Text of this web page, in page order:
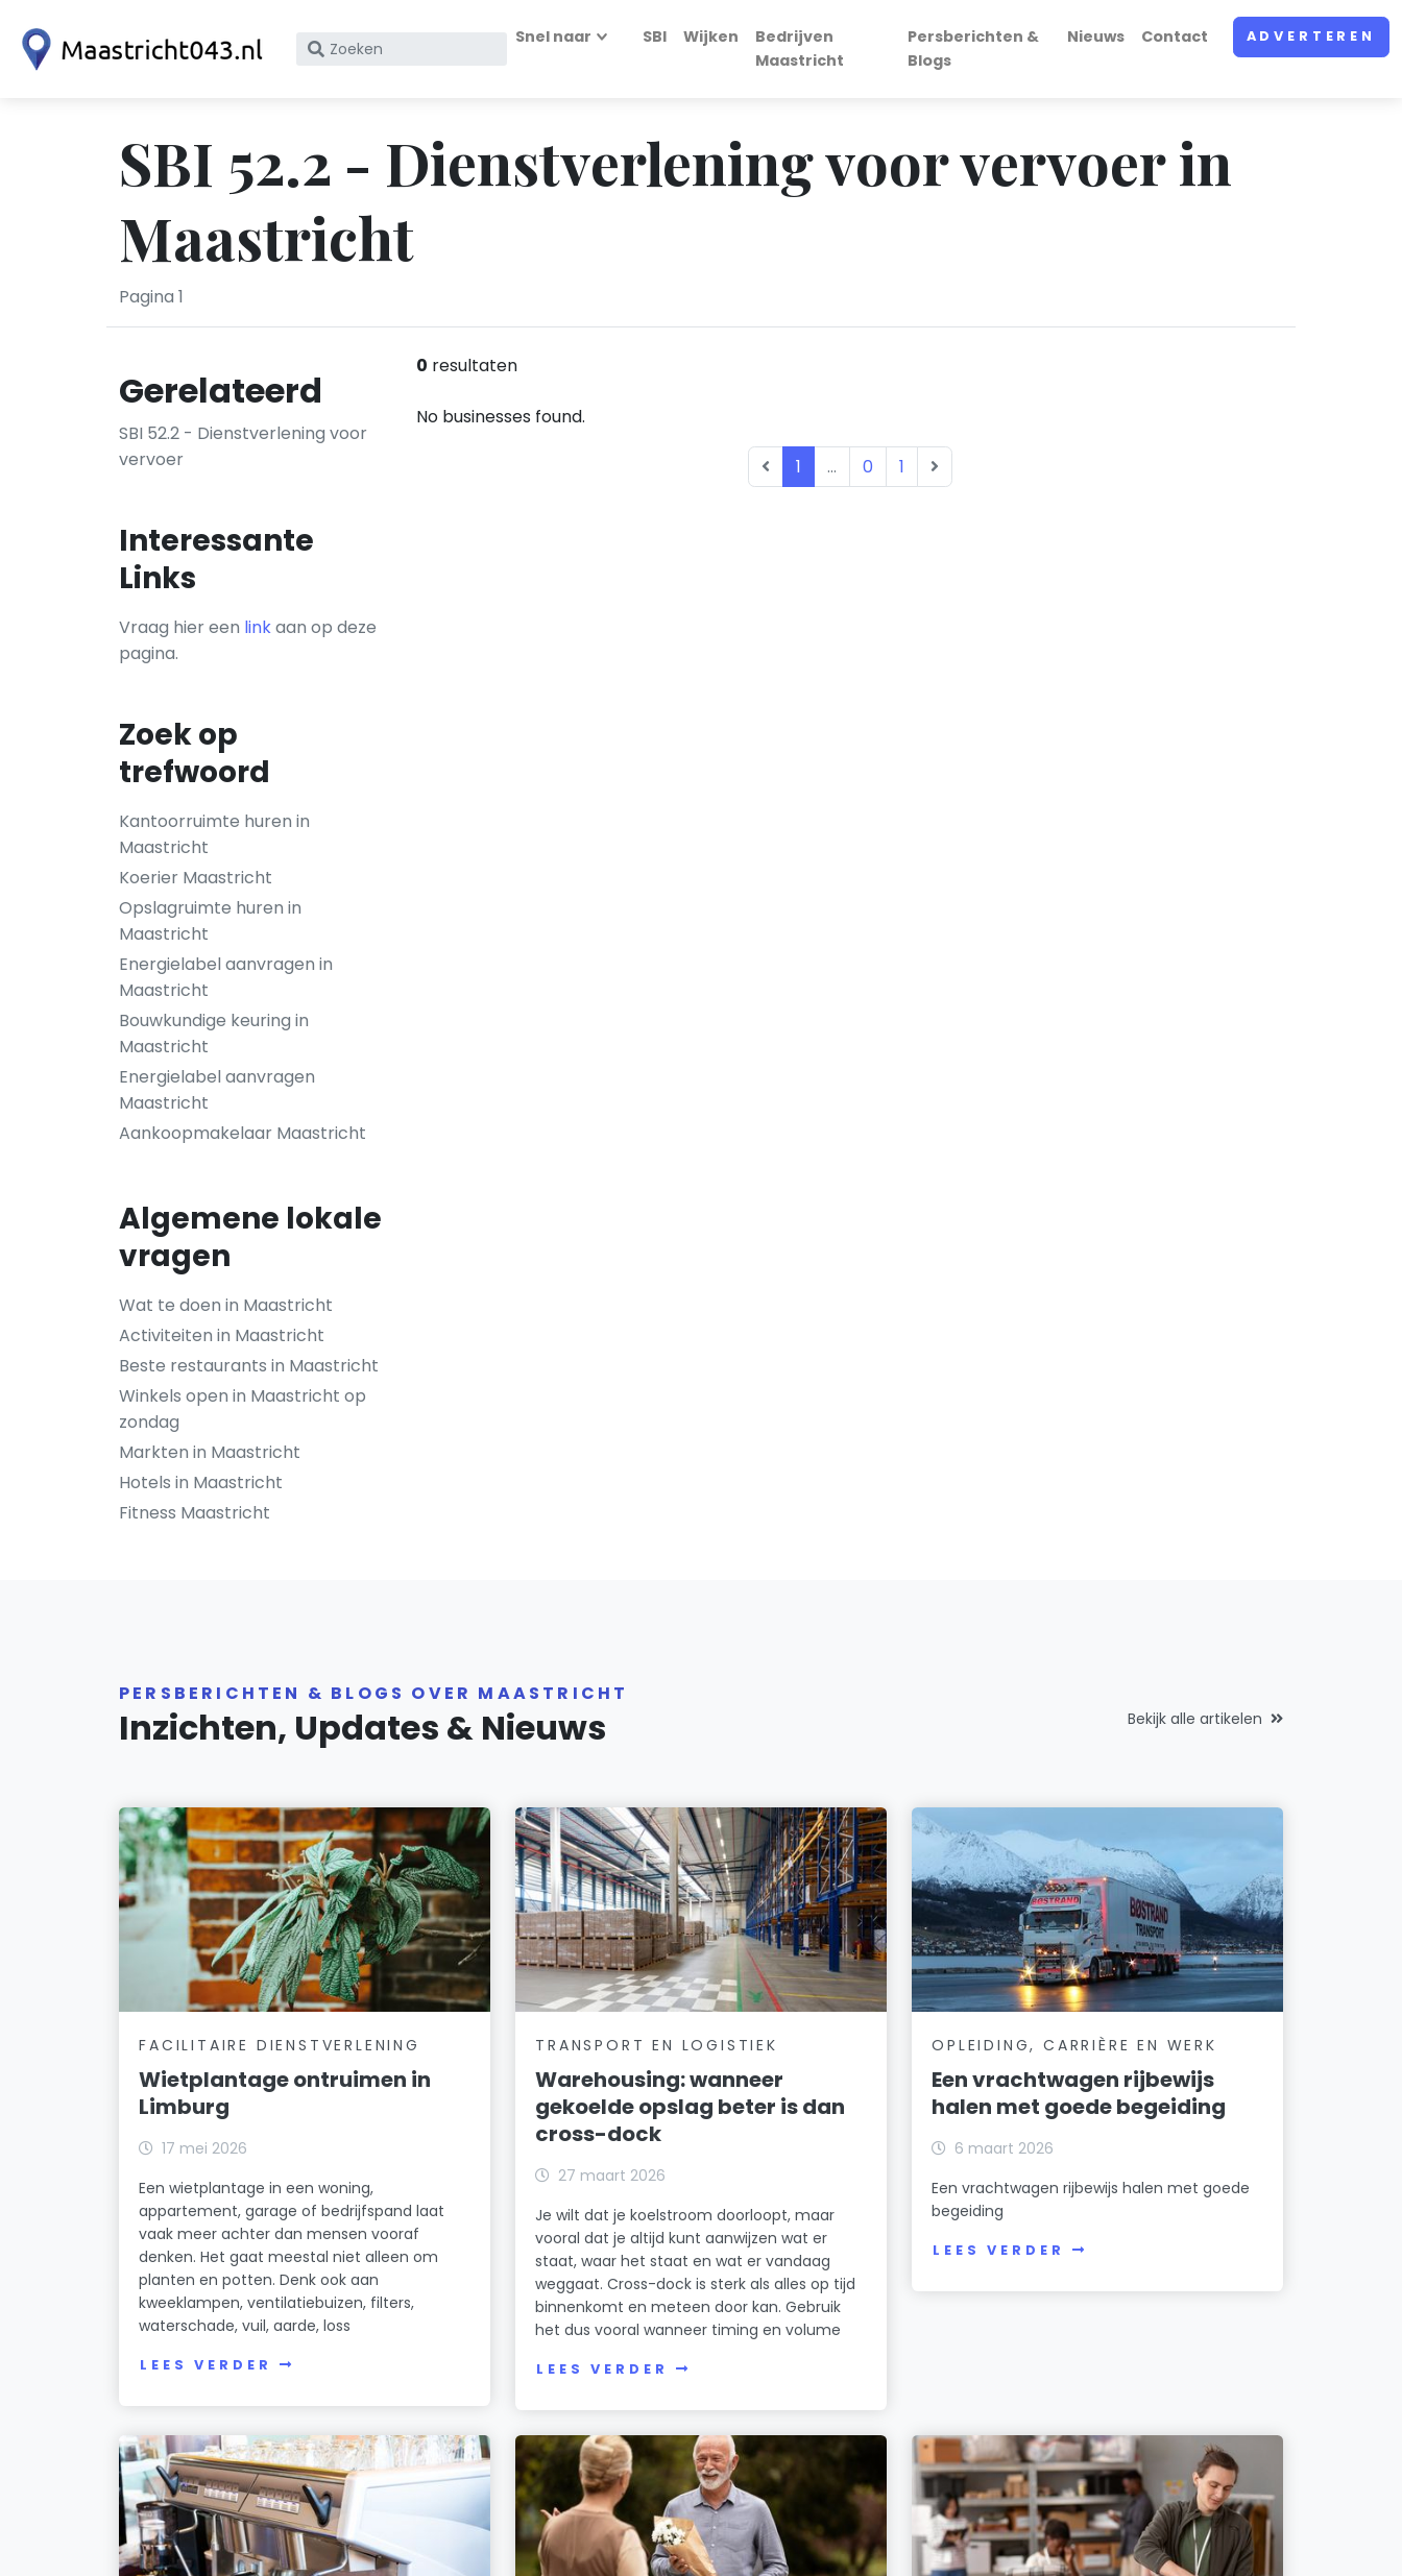
Zoek
KvK
nummer
Snel naar SBI Wijken
Bedrijven
Maastricht
Persberichten &
Blogs
Nieuws Contact ADVERTEREN
SBI 52.2 - Dienstverlening voor vervoer in
Maastricht
Pagina 1
Gerelateerd
SBI 52.2 - Dienstverlening voor
vervoer
Interessante
Links
Vraag hier een linkaan op deze
pagina.
Zoek op
trefwoord
Kantoorruimte huren in
Maastricht
Koerier Maastricht
Opslagruimte huren in
Maastricht
Energielabel aanvragen in
Maastricht
Bouwkundige keuring in
Maastricht
Energielabel aanvragen
Maastricht
Aankoopmakelaar Maastricht
Algemene lokale
vragen
Wat te doen in Maastricht
Activiteiten in Maastricht
Beste restaurants in Maastricht
Winkels open in Maastricht op
zondag
Markten in Maastricht
Hotels in Maastricht
Fitness Maastricht
0 resultaten
No businesses found.
1 ... 0 1
PERSBERICHTEN & BLOGS OVER MAASTRICHT
Inzichten, Updates & Nieuws Bekijk alle artikelen
FACILITAIRE DIENSTVERLENING
Wietplantage ontruimen in
Limburg
17 mei 2026
Een wietplantage in een woning,
appartement, garage of bedrijfspand laat
vaak meer achter dan mensen vooraf
denken. Het gaat meestal niet alleen om
planten en potten. Denk ook aan
kweeklampen, ventilatiebuizen, filters,
waterschade, vuil, aarde, loss
LEES VERDER
TRANSPORT EN LOGISTIEK
Warehousing: wanneer
gekoelde opslag beter is dan
cross-dock
27 maart 2026
Je wilt dat je koelstroom doorloopt, maar
vooral dat je altijd kunt aanwijzen wat er
staat, waar het staat en wat er vandaag
weggaat. Cross-dock is sterk als alles op tijd
binnenkomt en meteen door kan. Gebruik
het dus vooral wanneer timing en volume
LEES VERDER
OPLEIDING, CARRIÈRE EN WERK
Een vrachtwagen rijbewijs
halen met goede begeiding
6 maart 2026
Een vrachtwagen rijbewijs halen met goede
begeiding
LEES VERDER